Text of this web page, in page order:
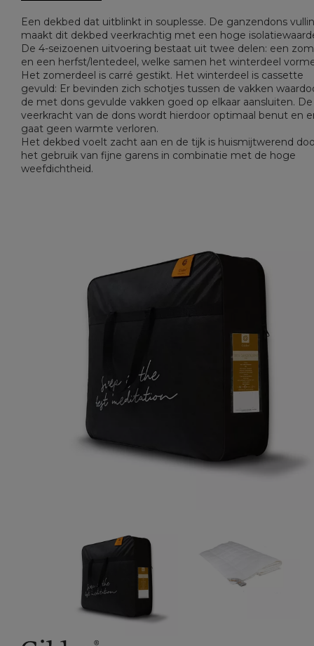
Een dekbed dat uitblinkt in souplesse. De ganzendons
maakt dit dekbed veerkrachtig met een hoge
De 4-seizoenen uitvoering bestaat uit twee delen: een
en een herfst/lentedeel, welke samen het winterdeel
Het zomerdeel is carré gestikt. Het winterdeel is cassette
gevuld: Er bevinden zich schotjes tussen de vakken
de met dons gevulde vakken goed op elkaar aansluiten. De
veerkracht van de dons wordt hierdoor optimaal benut en
gaat geen warmte verloren.
Het dekbed voelt zacht aan en de tijk is huismijtwerend
het gebruik van fijne garens in combinatie met de hoge
weefdichtheid.